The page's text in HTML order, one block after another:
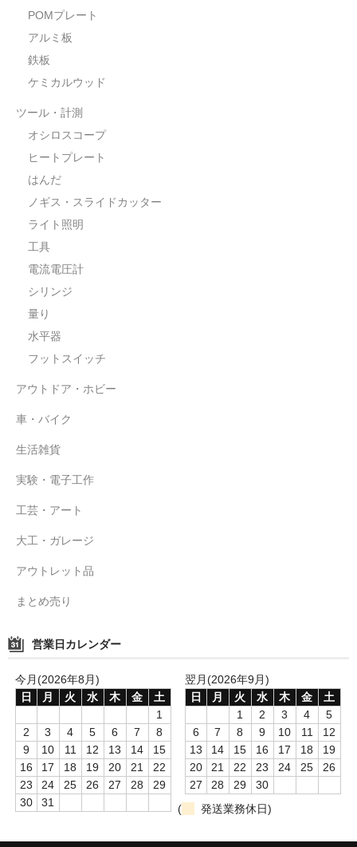
POMプレート
アルミ板
鉄板
ケミカルウッド
ツール・計測
オシロスコープ
ヒートプレート
はんだ
ノギス・スライドカッター
ライト照明
工具
電流電圧計
シリンジ
量り
水平器
フットスイッチ
アウトドア・ホビー
車・バイク
生活雑貨
実験・電子工作
工芸・アート
大工・ガレージ
アウトレット品
まとめ売り
営業日カレンダー
今月(2026年8月)
日
月 火 水 木 金
土
1
2
3 4 5 6 7
8
9
10 11 12 13 14
15
16
17 18 19 20 21
22
23
24 25 26 27 28
29
30
31
翌月(2026年9月)
日
月 火 水 木 金
土
1
2 3 4
5
6
7 8 9 10 11
12
13
14 15 16 17 18
19
20
21 22 23 24 25
26
27
28 29
30
(
発送業務休日)